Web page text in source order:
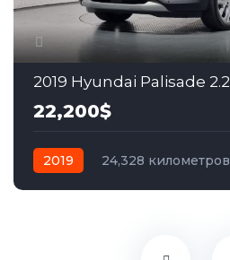
2019 Hyundai Palisade 2.2
22,200$
2019 24,328 километров